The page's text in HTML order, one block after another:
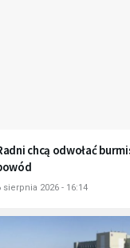
chcą odwołać
sierpnia 2026 - 16:14